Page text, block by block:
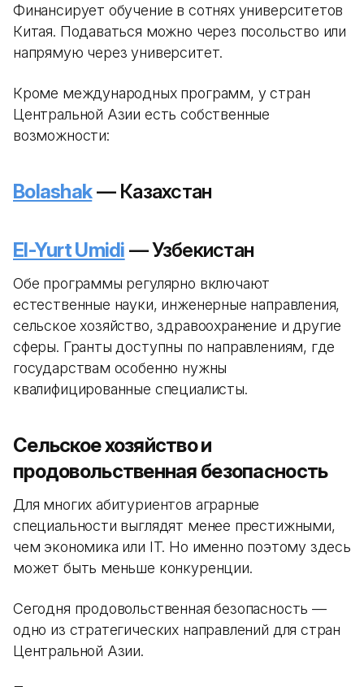
Финансирует обучение в сотнях университетов
Китая. Подаваться можно через посольство или
напрямую через университет.
Кроме международных программ, у стран
Центральной Азии есть собственные
возможности:
Bolashak— Казахстан
El-Yurt Umidi — Узбекистан
Обе программы регулярно включают
естественные науки, инженерные направления,
сельское хозяйство, здравоохранение и другие
сферы. Гранты доступны по направлениям, где
государствам особенно нужны
квалифицированные специалисты.
Сельское хозяйство и
продовольственная безопасность
Для многих абитуриентов аграрные
специальности выглядят менее престижными,
чем экономика или IT. Но именно поэтому здесь
может быть меньше конкуренции.
Сегодня продовольственная безопасность —
одно из стратегических направлений для стран
Центральной Азии.